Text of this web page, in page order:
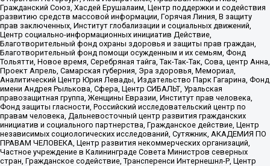
Гражданский Союз, Хасдей Ерушалаим, Центр поддержки и содействия
развитию средств массовой информации, Горячая Линия, В защиту
прав заключенных, Институт глобализации и социальных движений,
Центр социально-информационных инициатив Действие,
Благотворительный фонд охраны здоровья и защиты прав граждан,
Благотворительный фонд помощи осужденным и их семьям, Фонд
Тольятти, Новое время, Серебряная тайга, Так-Так-Так, Сова, центр Анна,
Проект Апрель, Самарская губерния, Эра здоровья, Мемориал,
Аналитический Центр Юрия Левады, Издательство Парк Гагарина, Фонд
имени Андрея Рылькова, Сфера, Центр СИБАЛЬТ, Уральская
правозащитная группа, Женщины Евразии, Институт прав человека,
Фонд защиты гласности, Российский исследовательский центр по
правам человека, Дальневосточный центр развития гражданских
инициатив и социального партнерства, Гражданское действие, Центр
независимых социологических исследований, Сутяжник, АКАДЕМИЯ ПО
ПРАВАМ ЧЕЛОВЕКА, Центр развития некоммерческих организаций,
Частное учреждение в Калининграде Совета Министров северных
стран, Гражданское содействие, Трансперенси Интернешнл-Р, Центр